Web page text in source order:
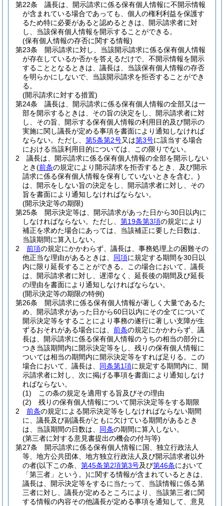
第22条
議長は、開示請求に係る保有個人情報に不開示情報
が含まれている場合であっても、個人の権利利益を保護す
るため特に必要があると認めるときは、開示請求者に対
し、当該保有個人情報を開示することができる。
(保有個人情報の存否に関する情報)
第23条
開示請求に対し、当該開示請求に係る保有個人情報
が存在しているか否かを答えるだけで、不開示情報を開示
することとなるときは、議長は、当該保有個人情報の存否
を明らかにしないで、当該開示請求を拒否することができ
る。
(開示請求に対する措置)
第24条
議長は、開示請求に係る保有個人情報の全部又は一
部を開示するときは、その旨の決定をし、開示請求者に対
し、その旨、開示する保有個人情報の利用目的及び開示の
実施に関し議長が定める事項を書面により通知しなければ
ならない。 ただし、 第5条第2号又は第3号に該当する場合
における当該利用目的については、この限りでない。
2
議長は、開示請求に係る保有個人情報の全部を開示しない
とき(前条の規定により開示請求を拒否するとき、及び開示
請求に係る保有個人情報を保有していないときを含む。)
は、開示をしない旨の決定をし、開示請求者に対し、その
旨を書面により通知しなければならない。
(開示決定等の期限)
第25条
開示決定等は、開示請求があった日から30日以内に
しなければならない。 ただし、 第19条第3項の規定により
補正を求めた場合にあっては、当該補正に要した日数は、
当該期間に算入しない。
2
前項の規定にかかわらず、議長は、事務処理上の困難その
他正当な理由があるときは、 同項に規定する期間を30日以
内に限り延長することができる。
この場合において、議長
は、開示請求者に対し、遅滞なく、延長後の期間及び延長
の理由を書面により通知しなければならない。
(開示決定等の期限の特例)
第26条
開示請求に係る保有個人情報が著しく大量であるた
め、開示請求があった日から60日以内にその全てについて
開示決定等をすることにより事務の遂行に著しい支障が生
ずるおそれがある場合には、 前条の規定にかかわらず、議
長は、開示請求に係る保有個人情報のうちの相当の部分に
つき当該期間内に開示決定等をし、残りの保有個人情報に
ついては相当の期間内に開示決定等をすれば足りる。
この
場合において、議長は、 同条第1項に規定する期間内に、開
示請求者に対し、次に掲げる事項を書面により通知しなけ
ればならない。
(1)
この条の規定を適用する旨及びその理由
(2)
残りの保有個人情報について開示決定等をする期限
2
前条の規定による開示決定等をしなければならない期間
に、議長及び副議長がともに欠けている期間があるとき
は、当該期間の日数は、 同条の期間に算入しない。
(第三者に対する意見書提出の機会の付与等)
第27条
開示請求に係る保有個人情報に国、独立行政法人
等、地方公共団体、地方独立行政法人及び開示請求者以外
の者(以下この条、 第45条第2項第3号及び第46条において
「第三者」という。)に関する情報が含まれているときは、
議長は、開示決定等をするに当たって、当該情報に係る第
三者に対し、議長が定めるところにより、当該第三者に関
する情報の内容その他議長が定める事項を通知して、意見